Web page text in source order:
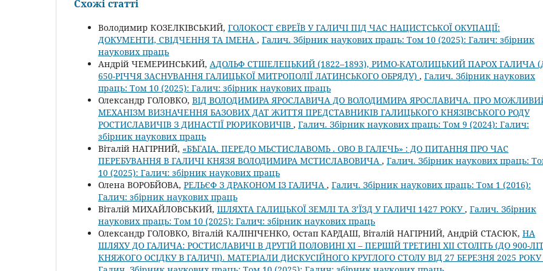
Схожі статті
Володимир КОЗЕЛКІВСЬКИЙ, ГОЛОКОСТ ЄВРЕЇВ У ГАЛИЧІ ПІД ЧАС НАЦИСТСЬКОЇ ОКУПАЦІЇ:
ДОКУМЕНТИ, СВІДЧЕННЯ ТА ІМЕНА , Галич. Збірник наукових праць: Том 10 (2025): Галич: збірник
наукових праць
Андрій ЧЕМЕРИНСЬКИЙ, АДОЛЬФ СТШЕЛЕЦЬКИЙ (1822–1893), РИМО-КАТОЛИЦЬКИЙ ПАРОХ ГАЛИЧА
650-РІЧЧЯ ЗАСНУВАННЯ ГАЛИЦЬКОЇ МИТРОПОЛІЇ ЛАТИНСЬКОГО ОБРЯДУ) , Галич. Збірник наукових
праць: Том 10 (2025): Галич: збірник наукових праць
Олександр ГОЛОВКО, ВІД ВОЛОДИМИРА ЯРОСЛАВИЧА ДО ВОЛОДИМИРА ЯРОСЛАВИЧА. ПРО
МЕХАНІЗМ ВИЗНАЧЕННЯ БАЗОВИХ ДАТ ЖИТТЯ ПРЕДСТАВНИКІВ ГАЛИЦЬКОГО КНЯЗІВСЬКОГО РОДУ
РОСТИСЛАВИЧІВ З ДИНАСТІЇ РЮРИКОВИЧІВ , Галич. Збірник наукових праць: Том 9 (2024): Галич:
збірник наукових праць
Віталій НАГІРНИЙ, «БѢГАІА. ПЕРЕДО МЬСТИСЛАВОМЬ . ОВО В ГАЛЕЧЬ» : ДО ПИТАННЯ ПРО ЧАС
ПЕРЕБУВАННЯ В ГАЛИЧІ КНЯЗЯ ВОЛОДИМИРА МСТИСЛАВОВИЧА , Галич. Збірник наукових праць:
10 (2025): Галич: збірник наукових праць
Олена ВОРОБЙОВА, РЕЛЬЄФ З ДРАКОНОМ ІЗ ГАЛИЧА , Галич. Збірник наукових праць: Том 1 (2016):
Галич: збірник наукових праць
Віталій МИХАЙЛОВСЬКИЙ, ШЛЯХТА ГАЛИЦЬКОЇ ЗЕМЛІ ТА З’ЇЗД У ГАЛИЧІ 1427 РОКУ, Галич. Збірник
наукових праць: Том 10 (2025): Галич: збірник наукових праць
Олександр ГОЛОВКО, Віталій КАЛІНІЧЕНКО, Остап КАРДАШ, Віталій НАГІРНИЙ, Андрій СТАСЮК, НА
ШЛЯХУ ДО ГАЛИЧА: РОСТИСЛАВИЧІ В ДРУГІЙ ПОЛОВИНІ ХІ – ПЕРШІЙ ТРЕТИНІ ХІІ СТОЛІТЬ (ДО 900-
КНЯЖОГО ОСІДКУ В ГАЛИЧІ). МАТЕРІАЛИ ДИСКУСІЙНОГО КРУГЛОГО СТОЛУ ВІД 27 БЕРЕЗНЯ 2025 РОКУ